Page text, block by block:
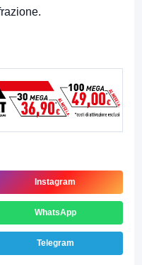
Instagram
WhatsApp
Telegram